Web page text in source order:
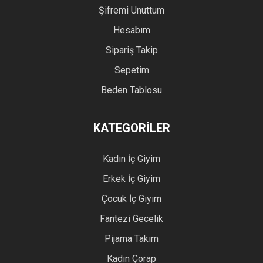
Şifremi Unuttum
Hesabım
Sipariş Takip
Sepetim
Beden Tablosu
KATEGORİLER
Kadın İç Giyim
Erkek İç Giyim
Çocuk İç Giyim
Fantezi Gecelik
Pijama Takım
Kadın Çorap